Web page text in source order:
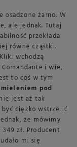
osadzone żarno. W
ale jednak. Tutaj
przekłada
równe cząstki.
wchodzą
i wie,
to coś w tym
pod
jest aż tak
być ciężko wstrzelić
że mówimy
zł. Producent
mi się